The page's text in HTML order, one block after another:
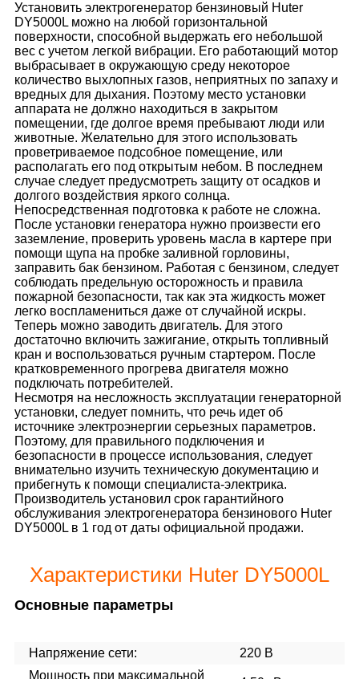
Установить электрогенератор бензиновый Huter
DY5000L можно на любой горизонтальной
поверхности, способной выдержать его небольшой
вес с учетом легкой вибрации. Его работающий мотор
выбрасывает в окружающую среду некоторое
количество выхлопных газов, неприятных по запаху и
вредных для дыхания. Поэтому место установки
аппарата не должно находиться в закрытом
помещении, где долгое время пребывают люди или
животные. Желательно для этого использовать
проветриваемое подсобное помещение, или
располагать его под открытым небом. В последнем
случае следует предусмотреть защиту от осадков и
долгого воздействия яркого солнца.
Непосредственная подготовка к работе не сложна.
После установки генератора нужно произвести его
заземление, проверить уровень масла в картере при
помощи щупа на пробке заливной горловины,
заправить бак бензином. Работая с бензином, следует
соблюдать предельную осторожность и правила
пожарной безопасности, так как эта жидкость может
легко воспламениться даже от случайной искры.
Теперь можно заводить двигатель. Для этого
достаточно включить зажигание, открыть топливный
кран и воспользоваться ручным стартером. После
кратковременного прогрева двигателя можно
подключать потребителей.
Несмотря на несложность эксплуатации генераторной
установки, следует помнить, что речь идет об
источнике электроэнергии серьезных параметров.
Поэтому, для правильного подключения и
безопасности в процессе использования, следует
внимательно изучить техническую документацию и
прибегнуть к помощи специалиста-электрика.
Производитель установил срок гарантийного
обслуживания электрогенератора бензинового Huter
DY5000L в 1 год от даты официальной продажи.
Характеристики Huter DY5000L
Основные параметры
Напряжение сети:
220 В
Мощность при максимальной